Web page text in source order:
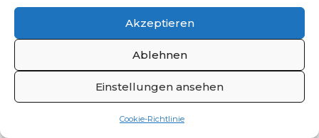
Akzeptieren
Ablehnen
Einstellungen ansehen
Cookie-Richtlinie